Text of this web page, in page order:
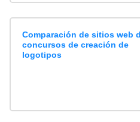
Comparación de sitios web
concursos de creación de
logotipos